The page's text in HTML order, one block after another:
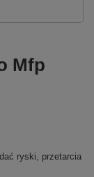
Mfp
ryski, przetarcia